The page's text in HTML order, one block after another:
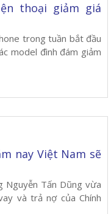
thoại giảm giá
trong tuần bắt đầu
model đình đám giảm
nay Việt Nam sẽ
Tấn Dũng vừa
và trả nợ của Chính